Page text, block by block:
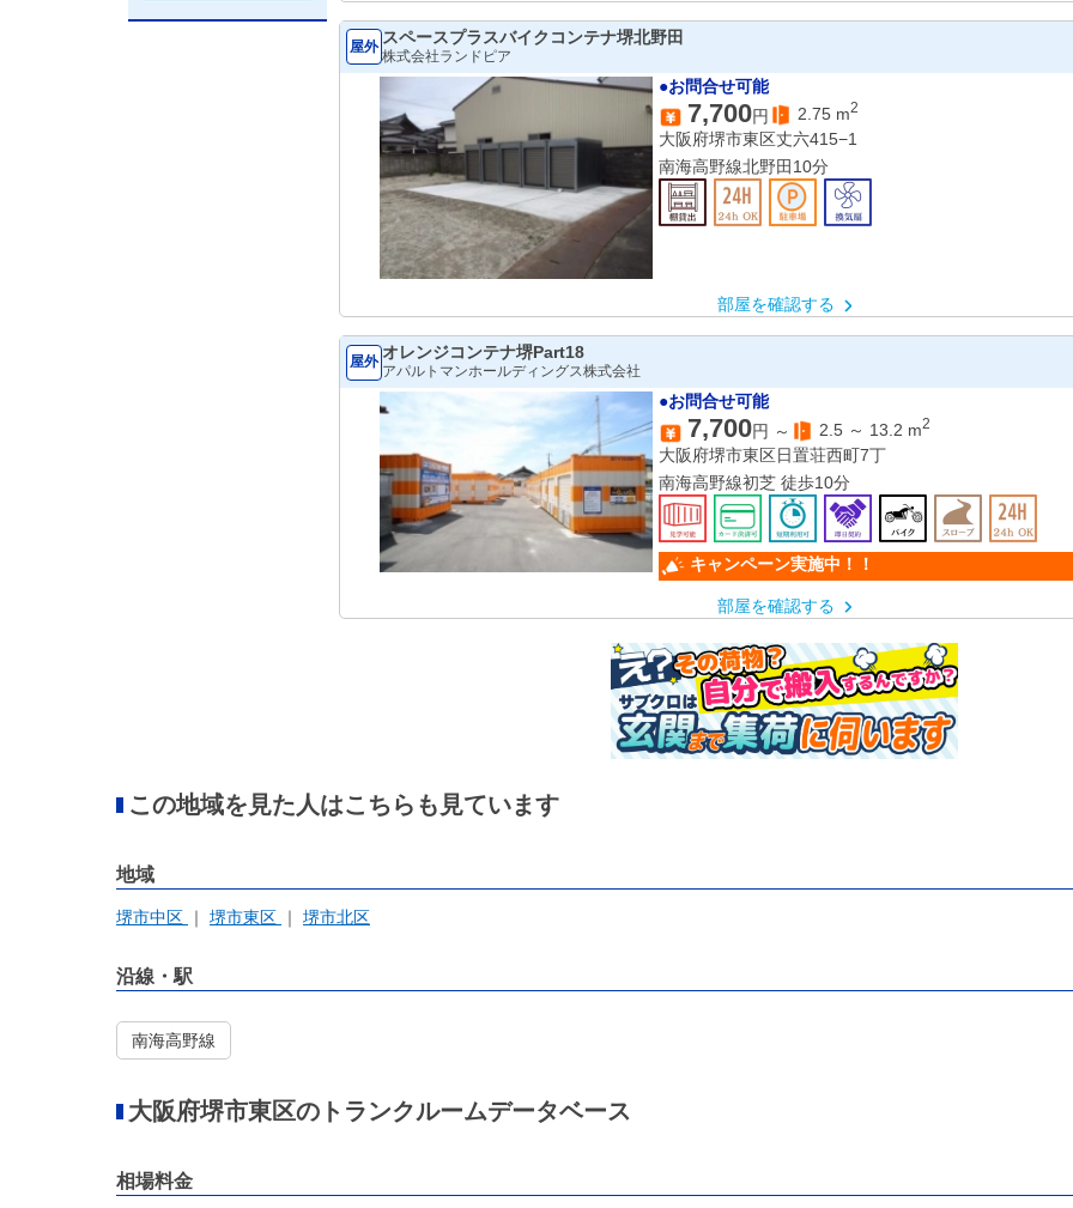
屋外 スペースプラスバイクコンテナ堺北野田
株式会社ランドピア
●お問合せ可能
7,700円 2.75 m2
大阪府堺市東区丈六415−1
南海高野線北野田10分
部屋を確認する
屋外 オレンジコンテナ堺Part18
アパルトマンホールディングス株式会社
●お問合せ可能
7,700円 ～ 2.5 ～ 13.2 m2
大阪府堺市東区日置荘西町7丁
南海高野線初芝 徒歩10分
キャンペーン実施中！！
部屋を確認する
この地域を見た人はこちらも見ています
地域
堺市中区 堺市東区 堺市北区
沿線・駅
南海高野線
大阪府堺市東区のトランクルームデータベース
相場料金